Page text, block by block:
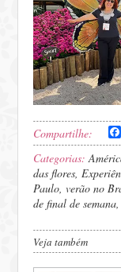
Compartilhe:
Categorias:
das flores
Paulo ,verão no
de final de semana
Veja também